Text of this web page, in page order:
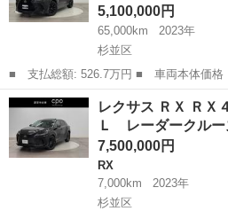
5,100,000円
65,000km
2023年
杉並区
■ 支払総額: 526.7万円 ■ 車両本体価格： 5,100,000 円 ■ メーカ
ー名： レクサス ■ 車種名： ＮＸ ■
ｈ Ｆスポーツ ■ 排気量： 2500cc
東京 杉並区 レクサス
レクサス ＲＸ Ｒ
Ｌ レーダークル
7,500,000円
RX
7,000km
2023年
杉並区